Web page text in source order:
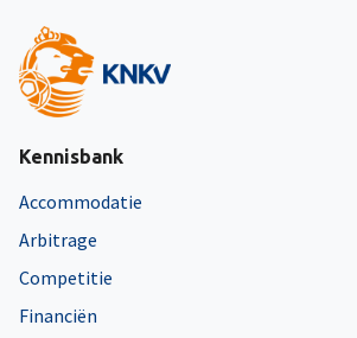
Kennisbank
Accommodatie
Arbitrage
Competitie
Financiën